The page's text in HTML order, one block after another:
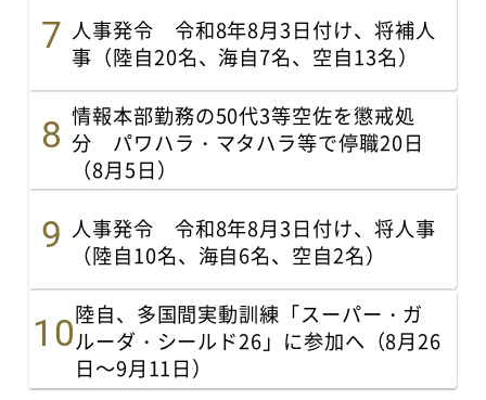
人事発令 令和8年8月3日付け、将補人
事（陸自20名、海自7名、空自13名）
情報本部勤務の50代3等空佐を懲戒処
分 パワハラ・マタハラ等で停職20日
（8月5日）
人事発令 令和8年8月3日付け、将人事
（陸自10名、海自6名、空自2名）
陸自、多国間実動訓練「スーパー・ガ
ルーダ・シールド26」に参加へ（8月26
日～9月11日）